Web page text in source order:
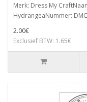
Merk: Dress My
HydrangeaNummer:
2.00€
Exclusief BTW: 1.65€